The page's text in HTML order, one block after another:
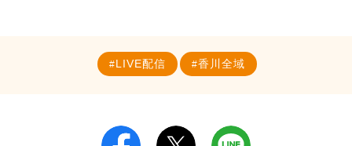
LIVE配信 香川全域